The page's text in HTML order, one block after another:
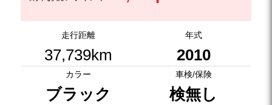
走行距離 年式
37,739km 2010
カラー 車検/保険
ブラック 検無し